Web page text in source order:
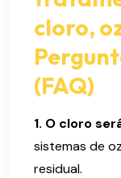
(FAQ)
1. O cloro
sistemas de
residual.